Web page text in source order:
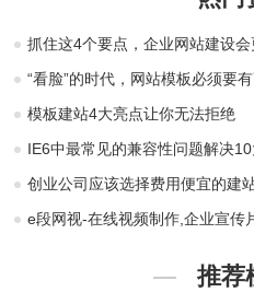
抓住这4个要点，企业网站建设会
“看脸”的时代，网站模板必须要有
模板建站4大亮点让你无法拒绝
IE6中最常见的兼容性问题解决10
创业公司应该选择费用便宜的建
e段网视-在线视频制作,企业宣传
推荐